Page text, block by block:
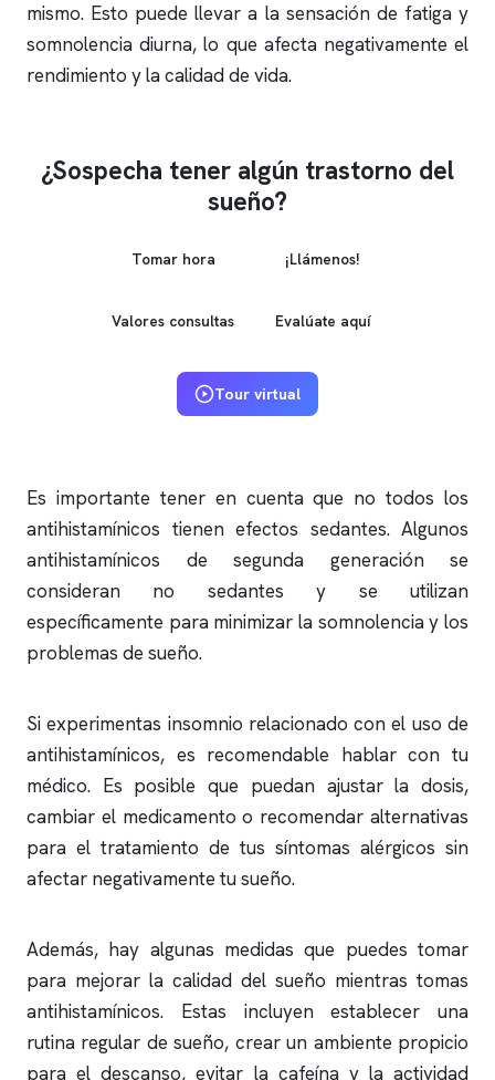
mismo. Esto puede llevar a la sensación de fatiga y
somnolencia diurna, lo que afecta negativamente el
rendimiento y la calidad de vida.
¿Sospecha tener algún trastorno del
sueño?
Tomar hora ¡Llámenos!
Valores consultas Evalúate aquí
Tour virtual
Es importante tener en cuenta que no todos los
antihistamínicos tienen efectos sedantes. Algunos
antihistamínicos de segunda generación se
consideran no sedantes y se utilizan
específicamente para minimizar la somnolencia y los
problemas de sueño.
Si experimentas insomnio relacionado con el uso de
antihistamínicos, es recomendable hablar con tu
médico. Es posible que puedan ajustar la dosis,
cambiar el medicamento o recomendar alternativas
para el tratamiento de tus síntomas alérgicos sin
afectar negativamente tu sueño.
Además, hay algunas medidas que puedes tomar
para mejorar la calidad del sueño mientras tomas
antihistamínicos. Estas incluyen establecer una
rutina regular de sueño, crear un ambiente propicio
para el descanso, evitar la cafeína y la actividad